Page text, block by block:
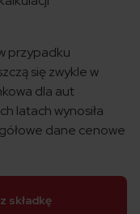
przypadku
się zwykle w
dla aut
latach wynosiła
dane cenowe
składkę